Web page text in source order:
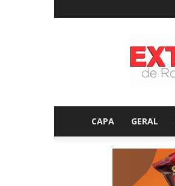
CAPA GERAL